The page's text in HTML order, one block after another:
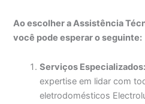
Ao escolher a Assistência
você pode esperar o seguinte:
Serviços Especializados:
expertise em lidar com
eletrodomésticos